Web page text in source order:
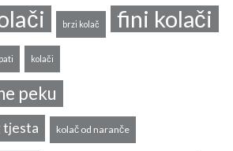
brzi kolač fini kolači
kolači
peku
tjesta kolač od naranče